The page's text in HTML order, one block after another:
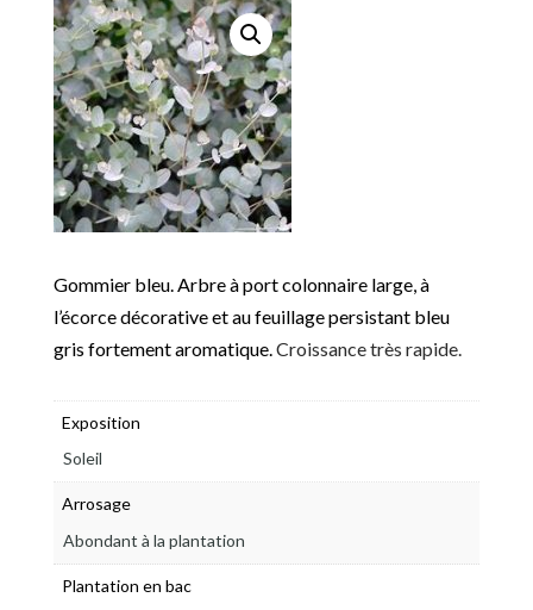
Gommier bleu. Arbre à port colonnaire large, à
l’écorce décorative et au feuillage persistant bleu
gris fortement aromatique. Croissance très rapide.
Exposition
Soleil
Arrosage
Abondant à la plantation
Plantation en bac